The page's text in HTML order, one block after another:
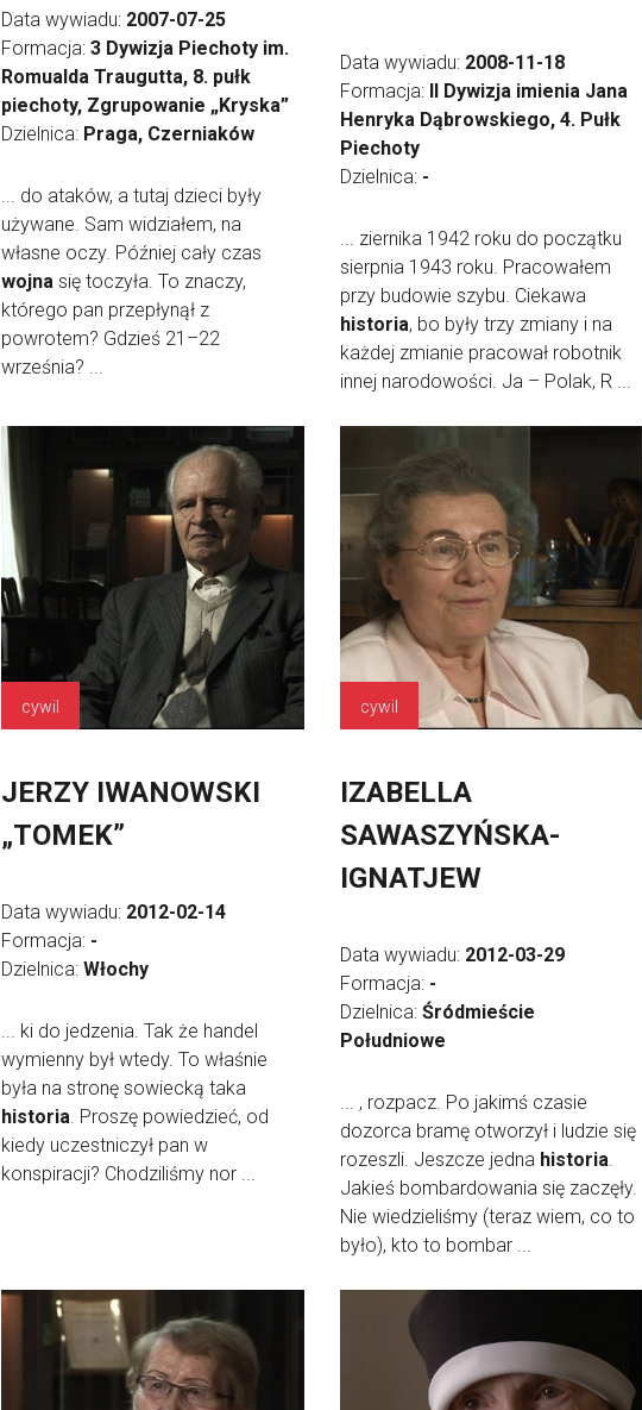
Data wywiadu: 2007-07-25
Formacja: 3 Dywizja Piechoty im.
Romualda Traugutta, 8. pułk
piechoty, Zgrupowanie „Kryska”
Dzielnica: Praga, Czerniaków
... do ataków, a tutaj dzieci były
używane. Sam widziałem, na
własne oczy. Później cały czas
wojna się toczyła. To znaczy,
którego pan przepłynął z
powrotem? Gdzieś 21–22
września? ...
Data wywiadu: 2008-11-18
Formacja: II Dywizja imienia Jana
Henryka Dąbrowskiego, 4. Pułk
Piechoty
Dzielnica: -
... ziernika 1942 roku do początku
sierpnia 1943 roku. Pracowałem
przy budowie szybu. Ciekawa
historia, bo były trzy zmiany i na
każdej zmianie pracował robotnik
innej narodowości. Ja – Polak, R ...
cywil
JERZY IWANOWSKI
„TOMEK”
Data wywiadu: 2012-02-14
Formacja: -
Dzielnica: Włochy
... ki do jedzenia. Tak że handel
wymienny był wtedy. To właśnie
była na stronę sowiecką taka
historia. Proszę powiedzieć, od
kiedy uczestniczył pan w
konspiracji? Chodziliśmy nor ...
cywil
IZABELLA
SAWASZYŃSKA-
IGNATJEW
Data wywiadu: 2012-03-29
Formacja: -
Dzielnica: Śródmieście
Południowe
... , rozpacz. Po jakimś czasie
dozorca bramę otworzył i ludzie się
rozeszli. Jeszcze jedna historia.
Jakieś bombardowania się zaczęły.
Nie wiedzieliśmy (teraz wiem, co to
było), kto to bombar ...